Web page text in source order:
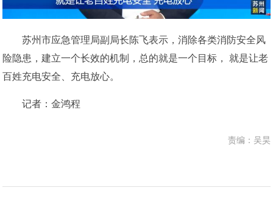
苏州市应急管理局副局长陈飞表示，消除各类消防安全风
险隐患，建立一个长效的机制，总的就是一个目标， 就是让老
百姓充电安全、充电放心。
记者：金鸿程
责编：吴昊